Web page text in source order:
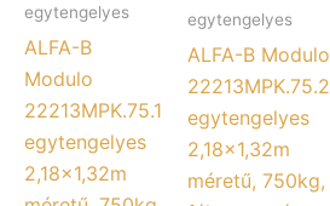
egytengelyes
ALFA-B
Modulo
22213MPK.75.1
egytengelyes
2,18×1,32m
egytengelyes
ALFA-B Modulo
22213MPK.75.2
egytengelyes
2,18×1,32m
méretű, 750kg,